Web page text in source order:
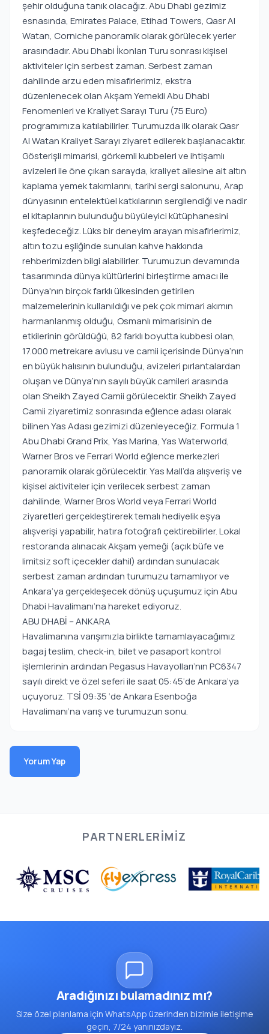
şehir olduğuna tanık olacağız. Abu Dhabi gezimiz
esnasında, Emirates Palace, Etihad Towers, Qasr Al
Watan, Corniche panoramik olarak görülecek yerler
arasındadır. Abu Dhabi İkonları Turu sonrası kişisel
aktiviteler için serbest zaman. Serbest zaman
dahilinde arzu eden misafirlerimiz, ekstra
düzenlenecek olan Akşam Yemekli Abu Dhabi
Fenomenleri ve Kraliyet Sarayı Turu (75 Euro)
programımıza katılabilirler. Turumuzda ilk olarak Qasr
Al Watan Kraliyet Sarayı ziyaret edilerek başlanacaktır.
Gösterişli mimarisi, görkemli kubbeleri ve ihtişamlı
avizeleri ile öne çıkan sarayda, kraliyet ailesine ait altın
kaplama yemek takımlarını, tarihi sergi salonunu, Arap
dünyasının entelektüel katkılarının sergilendiği ve nadir
el kitaplarının bulunduğu büyüleyici kütüphanesini
keşfedeceğiz. Lüks bir deneyim arayan misafirlerimiz,
altın tozu eşliğinde sunulan kahve hakkında
rehberimizden bilgi alabilirler. Turumuzun devamında
tasarımında dünya kültürlerini birleştirme amacı ile
Dünya'nın birçok farklı ülkesinden getirilen
malzemelerinin kullanıldığı ve pek çok mimari akımın
harmanlanmış olduğu, Osmanlı mimarisinin de
etkilerinin görüldüğü, 82 farklı boyutta kubbesi olan,
17.000 metrekare avlusu ve camii içerisinde Dünya‘nın
en büyük halısının bulunduğu, avizeleri pırlantalardan
oluşan ve Dünya‘nın sayılı büyük camileri arasında
olan Sheikh Zayed Camii görülecektir. Sheikh Zayed
Camii ziyaretimiz sonrasında eğlence adası olarak
bilinen Yas Adası gezimizi düzenleyeceğiz. Formula 1
Abu Dhabi Grand Prix, Yas Marina, Yas Waterworld,
Warner Bros ve Ferrari World eğlence merkezleri
panoramik olarak görülecektir. Yas Mall’da alışveriş ve
kişisel aktiviteler için verilecek serbest zaman
dahilinde, Warner Bros World veya Ferrari World
ziyaretleri gerçekleştirerek temalı hediyelik eşya
alışverişi yapabilir, hatıra fotoğrafı çektirebilirler. Lokal
restoranda alınacak Akşam yemeği (açık büfe ve
limitsiz soft içecekler dahil) ardından sunulacak
serbest zaman ardından turumuzu tamamlıyor ve
Ankara’ya gerçekleşecek dönüş uçuşumuz için Abu
Dhabi Havalimanı’na hareket ediyoruz.
ABU DHABİ – ANKARA
Havalimanına varışımızla birlikte tamamlayacağımız
bagaj teslim, check-in, bilet ve pasaport kontrol
işlemlerinin ardından Pegasus Havayolları’nın PC6347
sayılı direkt ve özel seferi ile saat 05:45‘de Ankara’ya
uçuyoruz. TSİ 09:35 ‘de Ankara Esenboğa
Havalimanı’na varış ve turumuzun sonu.
Yorum Yap
PARTNERLERIMIZ
Aradığınızı bulamadınız mı?
Size özel planlama için WhatsApp üzerinden bizimle iletişime
geçin, 7/24 yanınızdayız.